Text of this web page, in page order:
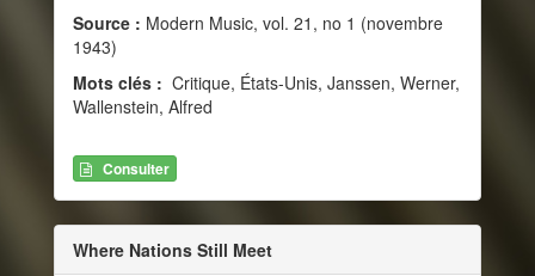
Source : Modern Music, vol. 21, no 1 (novembre
1943)
Mots clés : Critique, États-Unis, Janssen, Werner,
Wallenstein, Alfred
Consulter
Where Nations Still Meet